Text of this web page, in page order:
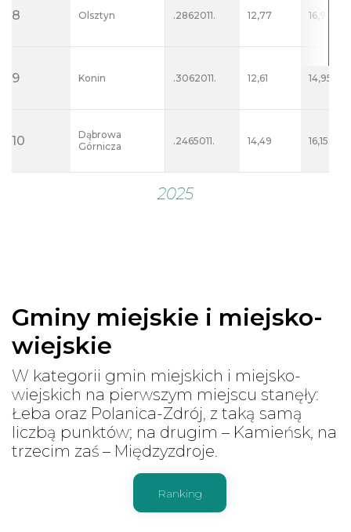
Gminy miejskie i miejsko-
wiejskie
W kategorii gmin miejskich i miejsko-
wiejskich na pierwszym miejscu stanęły:
Łeba oraz Polanica-Zdrój, z taką samą
liczbą punktów; na drugim – Kamieńsk, na
trzecim zaś – Międzyzdroje.
Ranking